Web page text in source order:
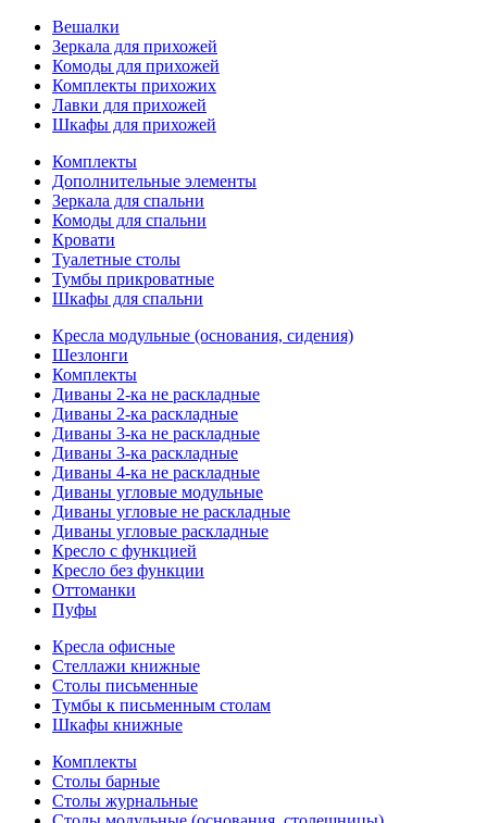
Вешалки
Зеркала для прихожей
Комоды для прихожей
Комплекты прихожих
Лавки для прихожей
Шкафы для прихожей
Комплекты
Дополнительные элементы
Зеркала для спальни
Комоды для спальни
Кровати
Туалетные столы
Тумбы прикроватные
Шкафы для спальни
Кресла модульные (основания, сидения)
Шезлонги
Комплекты
Диваны 2-ка не раскладные
Диваны 2-ка раскладные
Диваны 3-ка не раскладные
Диваны 3-ка раскладные
Диваны 4-ка не раскладные
Диваны угловые модульные
Диваны угловые не раскладные
Диваны угловые раскладные
Кресло с функцией
Кресло без функции
Оттоманки
Пуфы
Кресла офисные
Стеллажи книжные
Столы письменные
Тумбы к письменным столам
Шкафы книжные
Комплекты
Столы барные
Столы журнальные